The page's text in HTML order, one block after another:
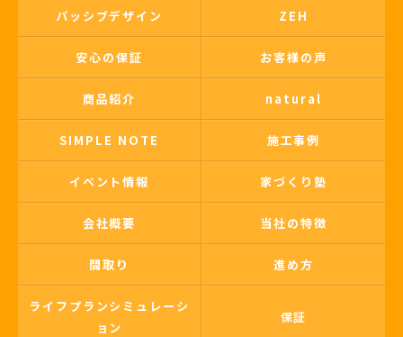
パッシブデザイン ZEH
安心の保証 お客様の声
商品紹介 natural
SIMPLE NOTE 施工事例
イベント情報 家づくり塾
会社概要 当社の特徴
間取り 進め方
ライフプランシミュレーシ
ョン
保証